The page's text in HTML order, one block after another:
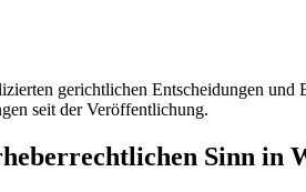
gerichtlichen Entscheidungen und
seit der Veröffentlichung.
Sinn in